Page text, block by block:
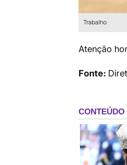
Trabalho
Atenção
Fonte: